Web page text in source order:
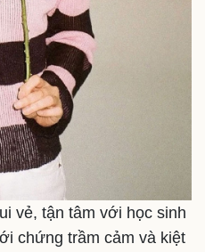
vẻ, tận tâm với học sinh
chứng trầm cảm và kiệt